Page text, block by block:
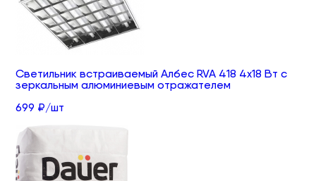
Светильник встраиваемый Албес RVA 418 4х18 Вт с
зеркальным алюминиевым отражателем
699 ₽/шт